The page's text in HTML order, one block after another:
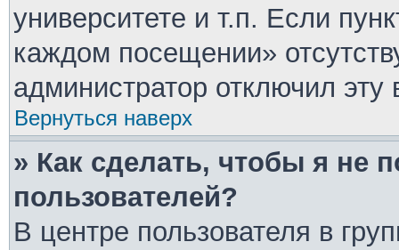
университете и т.п. Если
каждом посещении»
администратор отключил эту
Вернуться наверх
» Как сделать, чтобы я не
пользователей?
В центре пользователя в